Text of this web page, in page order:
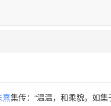
熹集传：“温温，和柔貌。如